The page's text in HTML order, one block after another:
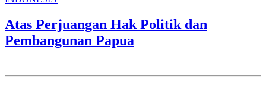
Atas Perjuangan Hak Politik dan
Pembangunan Papua